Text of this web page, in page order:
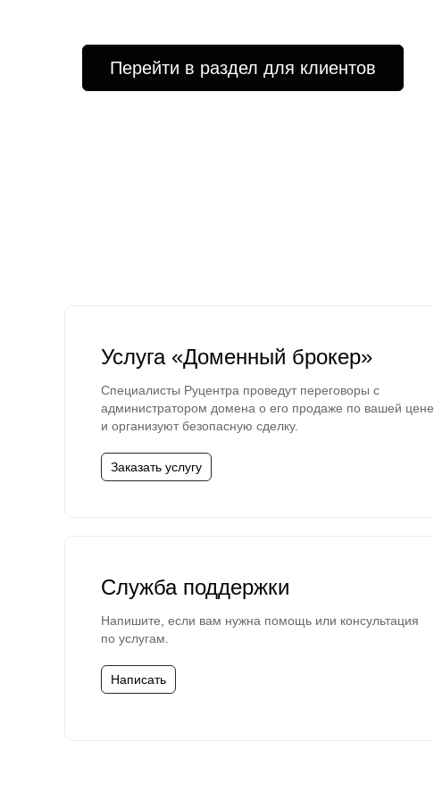
Перейти в раздел для клиентов
Услуга «Доменный брокер»
Специалисты Руцентра проведут переговоры с
администратором домена о его продаже по вашей цене
и организуют безопасную сделку.
Заказать услугу
Служба поддержки
Напишите, если вам нужна помощь или консультация
по услугам.
Написать